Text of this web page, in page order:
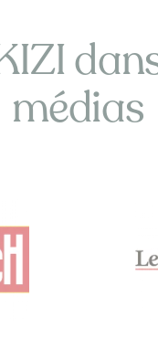
médias